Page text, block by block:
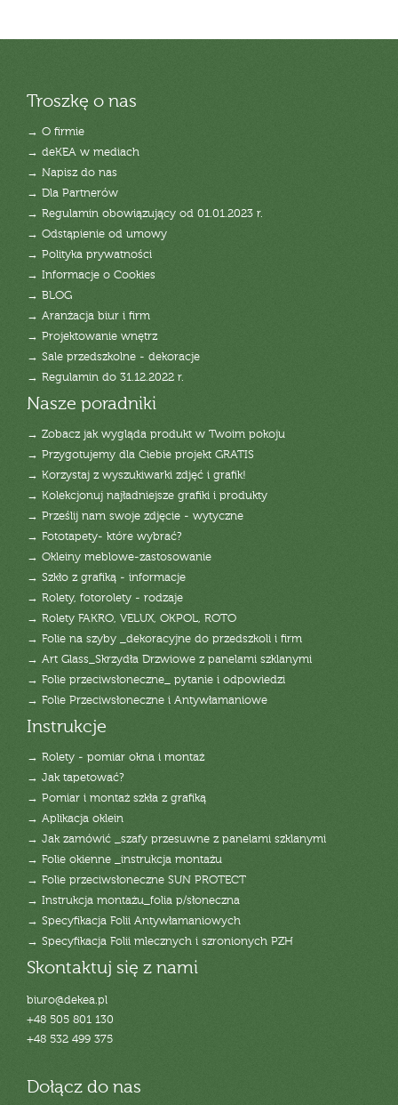
Troszkę o nas
→ O firmie
→ deKEA w mediach
→ Napisz do nas
→ Dla Partnerów
→ Regulamin obowiązujący od 01.01.2023 r.
→ Odstąpienie od umowy
→ Polityka prywatności
→ Informacje o Cookies
→ BLOG
→ Aranżacja biur i firm
→ Projektowanie wnętrz
→ Sale przedszkolne - dekoracje
→ Regulamin do 31.12.2022 r.
Nasze poradniki
→ Zobacz jak wygląda produkt w Twoim pokoju
→ Przygotujemy dla Ciebie projekt GRATIS
→ Korzystaj z wyszukiwarki zdjęć i grafik!
→ Kolekcjonuj najładniejsze grafiki i produkty
→ Prześlij nam swoje zdjęcie - wytyczne
→ Fototapety- które wybrać?
→ Okleiny meblowe-zastosowanie
→ Szkło z grafiką - informacje
→ Rolety, fotorolety - rodzaje
→ Rolety FAKRO, VELUX, OKPOL, ROTO
→ Folie na szyby _dekoracyjne do przedszkoli i firm
→ Art Glass_Skrzydła Drzwiowe z panelami szklanymi
→ Folie przeciwsłoneczne_ pytanie i odpowiedzi
→ Folie Przeciwsłoneczne i Antywłamaniowe
Instrukcje
→ Rolety - pomiar okna i montaż
→ Jak tapetować?
→ Pomiar i montaż szkła z grafiką
→ Aplikacja oklein
→ Jak zamówić _szafy przesuwne z panelami szklanymi
→ Folie okienne _instrukcja montażu
→ Folie przeciwsłoneczne SUN PROTECT
→ Instrukcja montażu_folia p/słoneczna
→ Specyfikacja Folii Antywłamaniowych
→ Specyfikacja Folii mlecznych i szronionych PZH
Skontaktuj się z nami
biuro@dekea.pl
+48 505 801 130
+48 532 499 375
Dołącz do nas